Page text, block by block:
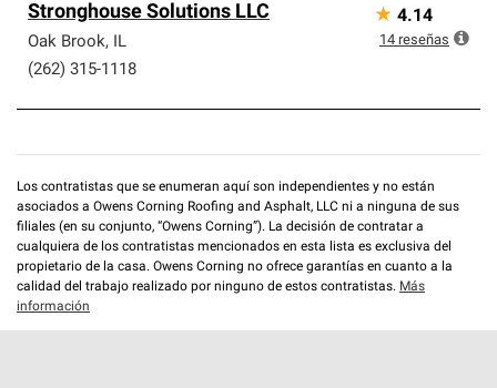
Stronghouse Solutions LLC
Oak Brook, IL
(262) 315-1118
★ 4.14
14 reseñas
Los contratistas que se enumeran aquí son independientes y no están
asociados a Owens Corning Roofing and Asphalt, LLC ni a ninguna de sus
filiales (en su conjunto, “Owens Corning”). La decisión de contratar a
cualquiera de los contratistas mencionados en esta lista es exclusiva del
propietario de la casa. Owens Corning no ofrece garantías en cuanto a la
calidad del trabajo realizado por ninguno de estos contratistas. Más
información